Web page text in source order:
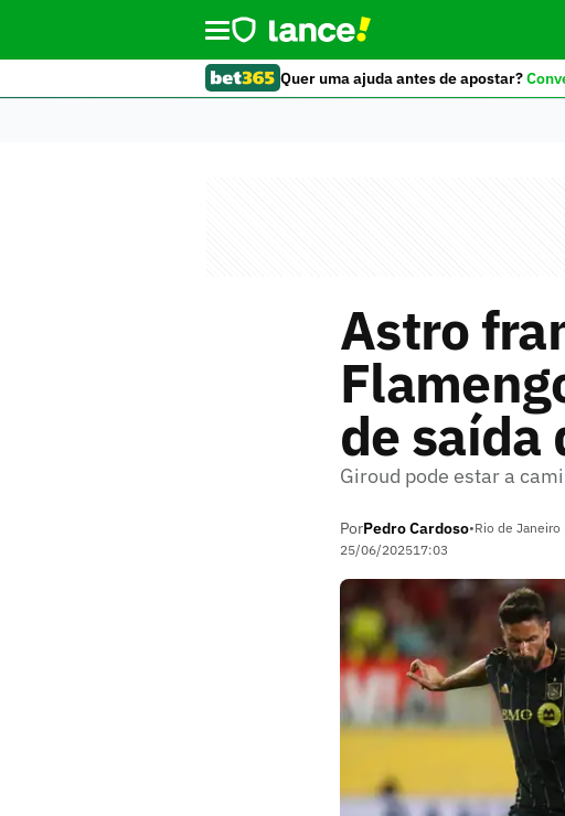
Quer uma ajuda antes de apostar?
Astro
de saída
Giroud pode estar a
PorPedro Cardoso•Rio de Janeiro
25/06/202517:03